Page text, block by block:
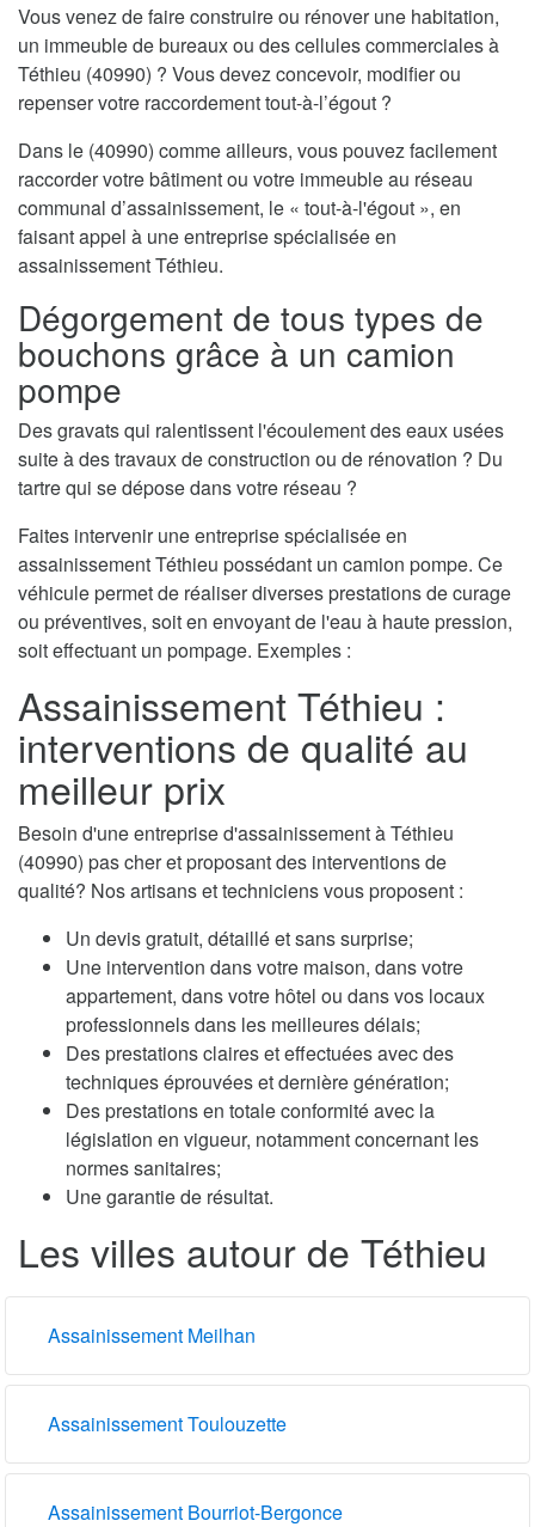
Vous venez de faire construire ou rénover une habitation,
un immeuble de bureaux ou des cellules commerciales à
Téthieu (40990) ? Vous devez concevoir, modifier ou
repenser votre raccordement tout-à-l’égout ?
Dans le (40990) comme ailleurs, vous pouvez facilement
raccorder votre bâtiment ou votre immeuble au réseau
communal d’assainissement, le « tout-à-l'égout », en
faisant appel à une entreprise spécialisée en
assainissement Téthieu.
Dégorgement de tous types de
bouchons grâce à un camion
pompe
Des gravats qui ralentissent l'écoulement des eaux usées
suite à des travaux de construction ou de rénovation ? Du
tartre qui se dépose dans votre réseau ?
Faites intervenir une entreprise spécialisée en
assainissement Téthieu possédant un camion pompe. Ce
véhicule permet de réaliser diverses prestations de curage
ou préventives, soit en envoyant de l'eau à haute pression,
soit effectuant un pompage. Exemples :
Assainissement Téthieu :
interventions de qualité au
meilleur prix
Besoin d'une entreprise d'assainissement à Téthieu
(40990) pas cher et proposant des interventions de
qualité? Nos artisans et techniciens vous proposent :
Un devis gratuit, détaillé et sans surprise;
Une intervention dans votre maison, dans votre
appartement, dans votre hôtel ou dans vos locaux
professionnels dans les meilleures délais;
Des prestations claires et effectuées avec des
techniques éprouvées et dernière génération;
Des prestations en totale conformité avec la
législation en vigueur, notamment concernant les
normes sanitaires;
Une garantie de résultat.
Les villes autour de Téthieu
Assainissement Meilhan
Assainissement Toulouzette
Assainissement Bourriot-Bergonce